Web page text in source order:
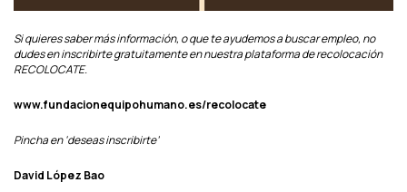
Si quieres saber más información, o que te ayudemos a buscar empleo, no
dudes en inscribirte gratuitamente en nuestra plataforma de recolocación
RECOLOCATE.
www.fundacionequipohumano.es/recolocate
Pincha en ‘deseas inscribirte’
David López Bao